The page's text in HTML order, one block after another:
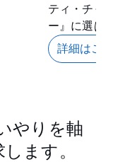
ティ・チャ
ー』に選ば
詳細はこ
やりを軸
ます。